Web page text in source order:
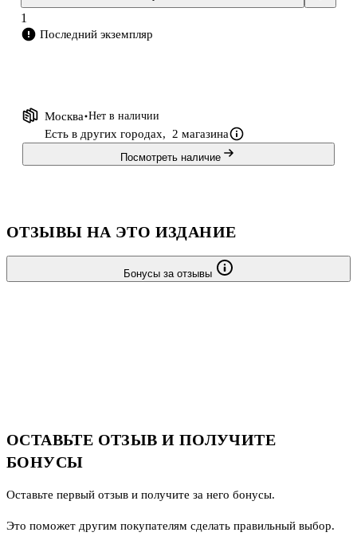
1
Последний экземпляр
Москва Нет в наличии
Есть в других городах, 2 магазина
Посмотреть наличие
ОТЗЫВЫ НА ЭТО ИЗДАНИЕ
Бонусы за отзывы
ОСТАВЬТЕ ОТЗЫВ И ПОЛУЧИТЕ
БОНУСЫ
Оставьте первый отзыв и получите за него бонусы.
Это поможет другим покупателям сделать правильный выбор.